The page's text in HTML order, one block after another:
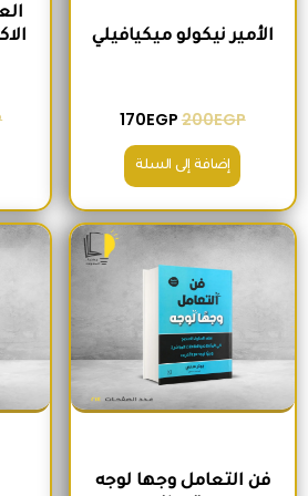
الأمير نيكولو ميكيافيلي
200EGP
170EGP
إضافة إلى السلة
فن التعامل وجها لوجه
السعر الأصلي هو: 330EGP.السعر الحالي هو: 280EGP.